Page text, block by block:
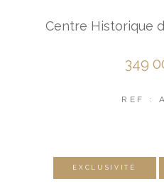
Centre Historique
349
REF :
EXCLUSIVITÉ